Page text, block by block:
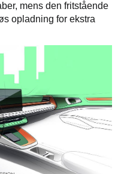
mens den fritstående
opladning for ekstra